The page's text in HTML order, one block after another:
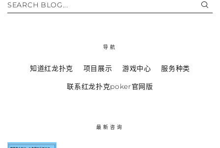
SEARCH BLOG...
导航
知道红龙扑克 项目展示 游戏中心 服务种类
联系红龙扑克poker官网版
最新咨询